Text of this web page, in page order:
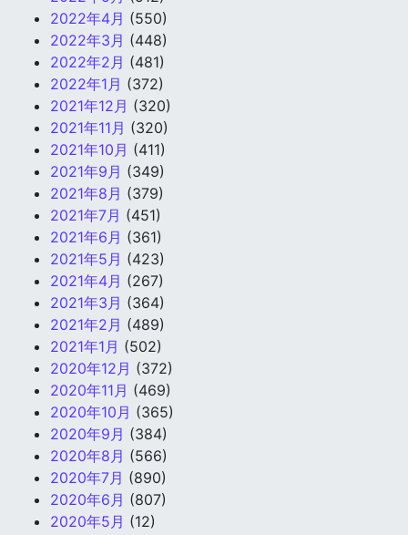
2022年4月 (550)
2022年3月 (448)
2022年2月 (481)
2022年1月 (372)
2021年12月 (320)
2021年11月 (320)
2021年10月 (411)
2021年9月 (349)
2021年8月 (379)
2021年7月 (451)
2021年6月 (361)
2021年5月 (423)
2021年4月 (267)
2021年3月 (364)
2021年2月 (489)
2021年1月 (502)
2020年12月 (372)
2020年11月 (469)
2020年10月 (365)
2020年9月 (384)
2020年8月 (566)
2020年7月 (890)
2020年6月 (807)
2020年5月 (12)